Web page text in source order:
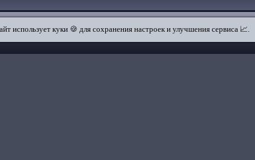
использует куки 🍪 для сохранения настроек и улучшения сервиса 📈.